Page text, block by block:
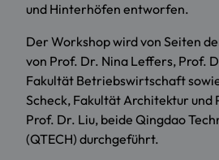
und Hinterhöfen entworfen.
Der Workshop wird von Seiten
von Prof. Dr. Nina Leffers, Prof.
Fakultät Betriebswirtschaft
Scheck, Fakultät Architektur und
Prof. Dr. Liu, beide Qingdao
(QTECH) durchgeführt.